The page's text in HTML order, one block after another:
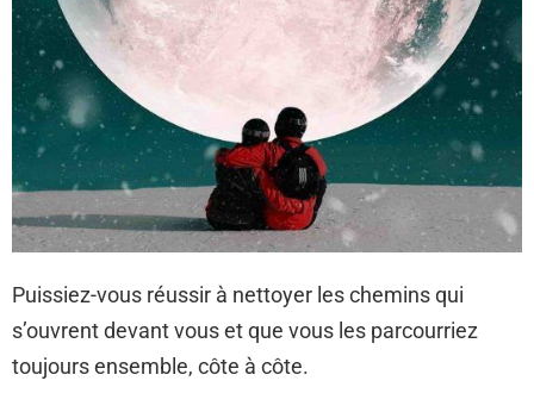
Puissiez-vous réussir à nettoyer les chemins qui
s’ouvrent devant vous et que vous les parcourriez
toujours ensemble, côte à côte.